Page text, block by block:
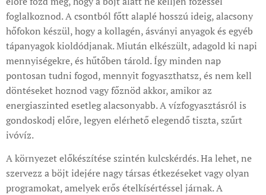
foglalkoznod. A csontból főtt alaplé hosszú ideig, alacsony
hőfokon készül, hogy a kollagén, ásványi anyagok és egyéb
tápanyagok kioldódjanak. Miután elkészült, adagold ki napi
mennyiségekre, és hűtőben tárold. Így minden nap
pontosan tudni fogod, mennyit fogyaszthatsz, és nem kell
döntéseket hoznod vagy főznöd akkor, amikor az
energiaszinted esetleg alacsonyabb. A vízfogyasztásról is
gondoskodj előre, legyen elérhető elegendő tiszta, szűrt
ivóvíz.
A környezet előkészítése szintén kulcskérdés. Ha lehet, ne
szervezz a böjt idejére nagy társas étkezéseket vagy olyan
programokat, amelyek erős ételkísértéssel járnak. A